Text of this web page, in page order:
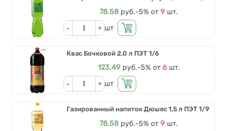
Цена
78.58 руб.Скидки от количества
-5% от9 шт.
Кол-во
шт
Квас Бочковой 2,0 л ПЭТ 1/6
Цена
123.49 руб.Скидки от количества
-5%от 6 шт.
Кол-во
шт
Газированный напиток Дюшес 1,5 л ПЭТ 1/9
Цена
78.58 руб.Скидки от количества
-5% от9 шт.